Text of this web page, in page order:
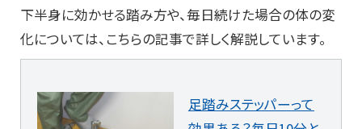
下半身に効かせる踏み方や、毎日続けた場合の体の変
化については、こちらの記事で詳しく解説しています。
足踏みステッパーって